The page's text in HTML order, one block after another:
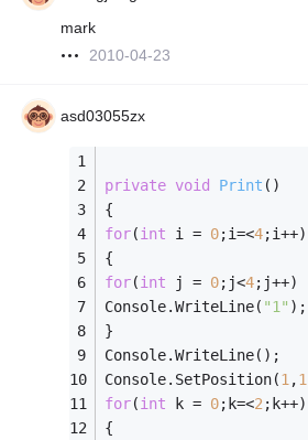
mark
2010-04-23
asd03055zx
private void Print ()
{
for(int i = 0;i=<4;i++)
{
for(int j = 0;j<4;j++)
Console.WriteLine( "1" );
}
Console.WriteLine();
Console.SetPosition(1,1
for(int k = 0;k=<2;k++)
{